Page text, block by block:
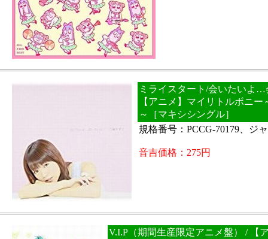
ミライスタート/会いたいよ…
【アニメ】マイリトルボニ
～［マキシシングル］
規格番号：PCCG-70179、ジ
音吉価格：275円
V.I.P（期間生産限定アニメ盤） / 【